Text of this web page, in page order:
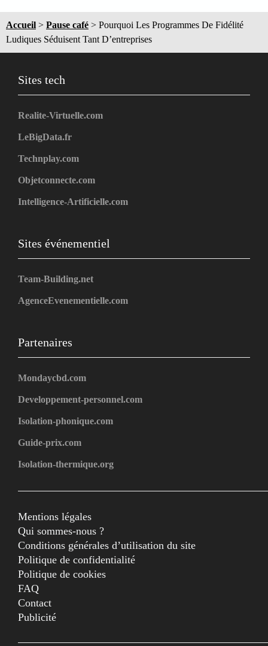
Accueil > Pause café > Pourquoi Les Programmes De Fidélité
Ludiques Séduisent Tant D’entreprises
Sites tech
Realite-Virtuelle.com
LeBigData.fr
Technplay.com
Objetconnecte.com
Intelligence-Artificielle.com
Sites événementiel
Team-Building.net
AgenceEvenementielle.com
Partenaires
Mondaycbd.com
Developpement-personnel.com
Isolation-phonique.com
Guide-prix.com
Isolation-thermique.org
Mentions légales
Qui sommes-nous ?
Conditions générales d’utilisation du site
Politique de confidentialité
Politique de cookies
FAQ
Contact
Publicité